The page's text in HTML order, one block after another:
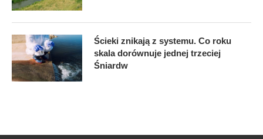
Ścieki znikają z systemu. Co roku
skala dorównuje jednej trzeciej
Śniardw